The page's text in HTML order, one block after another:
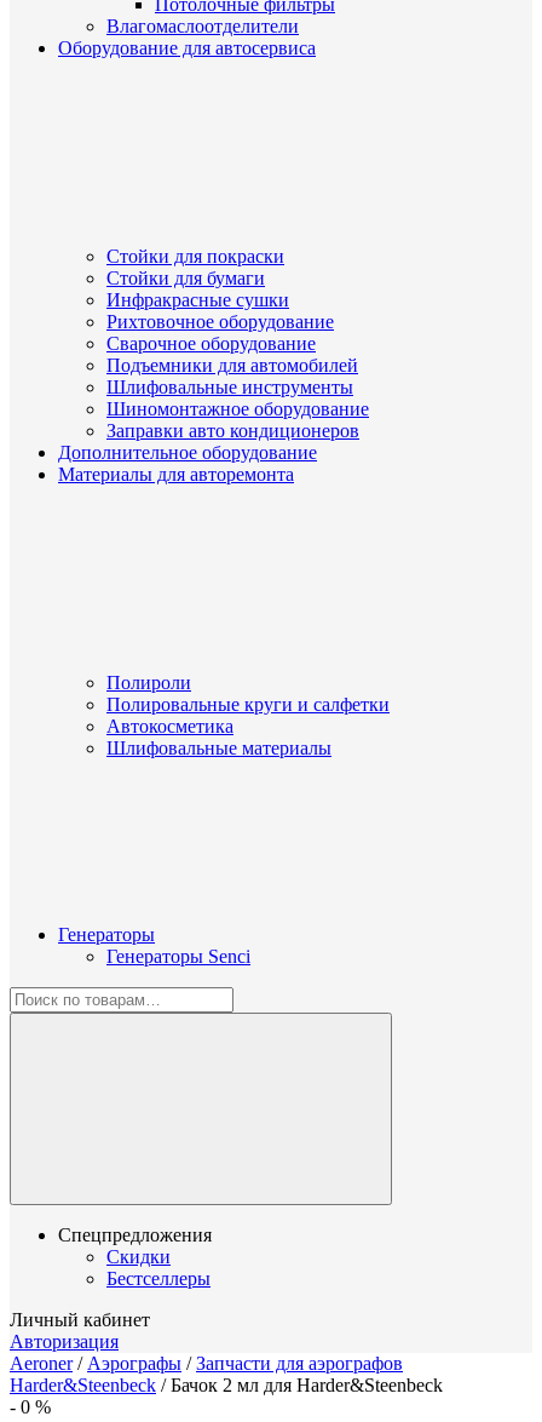
Потолочные фильтры
Влагомаслоотделители
Оборудование для автосервиса
Стойки для покраски
Стойки для бумаги
Инфракрасные сушки
Рихтовочное оборудование
Сварочное оборудование
Подъемники для автомобилей
Шлифовальные инструменты
Шиномонтажное оборудование
Заправки авто кондиционеров
Дополнительное оборудование
Материалы для авторемонта
Полироли
Полировальные круги и салфетки
Автокосметика
Шлифовальные материалы
Генераторы
Генераторы Senci
Спецпредложения
Скидки
Бестселлеры
Личный кабинет
Авторизация
Aeroner/ Аэрографы /Запчасти для аэрографов
Harder&Steenbeck /Бачок 2 мл для Harder&Steenbeck
- 0 %